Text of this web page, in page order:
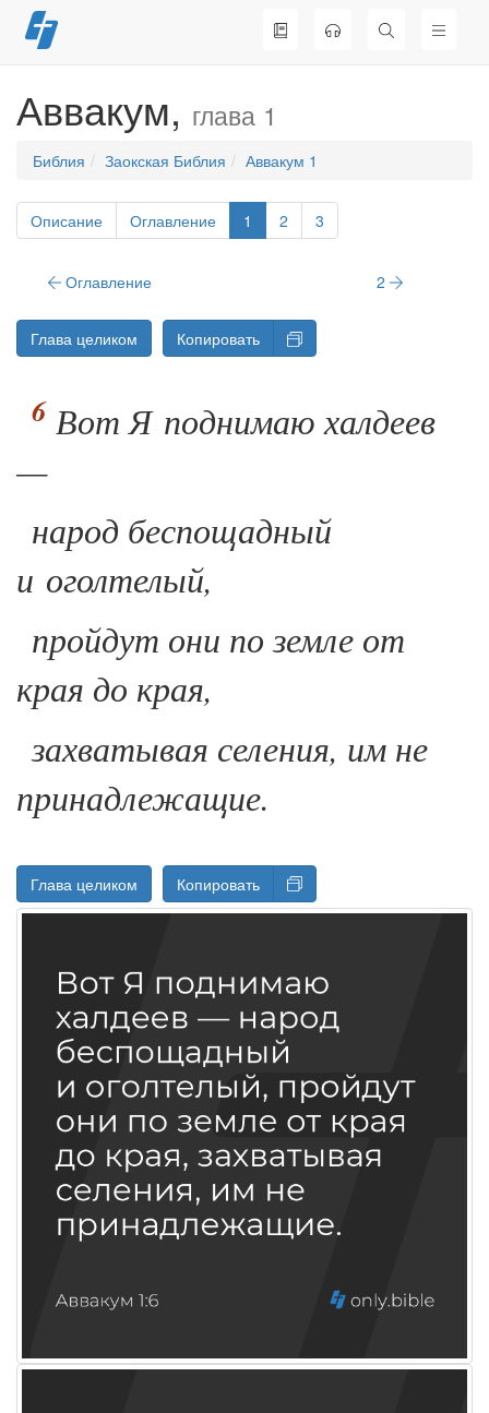
Перейти
к
Аввакум, глава 1
Библия Заокская Библия Аввакум 1
Описание Оглавление 1 2 3
Оглавление 2
Глава целиком Копировать
Вот Я поднимаю халдеев
—
народ беспощадный
и оголтелый,
пройдут они по земле от
края до края,
захватывая селения, им не
принадлежащие.
Глава целиком Копировать